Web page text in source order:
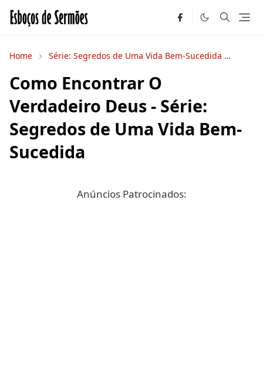
Home Série: Segredos de Uma Vida Bem-Sucedida
Como Encontrar O
Verdadeiro Deus - Série:
Segredos de Uma Vida Bem-
Sucedida
Anúncios Patrocinados: